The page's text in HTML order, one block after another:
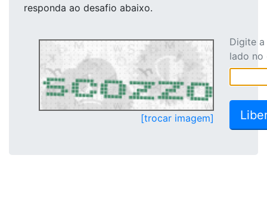
responda ao desafio abaixo.
[trocar imagem]
Digite
lado no